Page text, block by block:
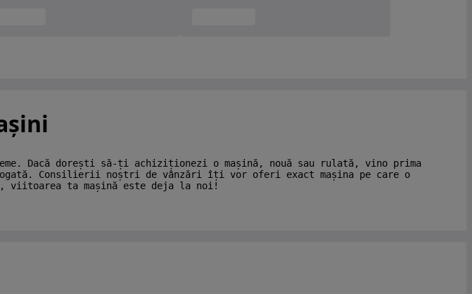
Dacă dorești să-ți achiziționezi o mașină, nouă sau rulată, vino prima
Consilierii noștri de vânzări îți vor oferi exact mașina pe care o
viitoarea ta mașină este deja la noi!